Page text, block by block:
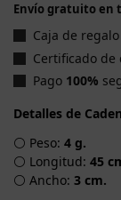
Envío gratuito en
Caja de regalo
Certificado de
Pago 100%
Detalles de
⚪ Peso: 4 g.
⚪ Longitud: 45
⚪ Ancho: 3 cm.